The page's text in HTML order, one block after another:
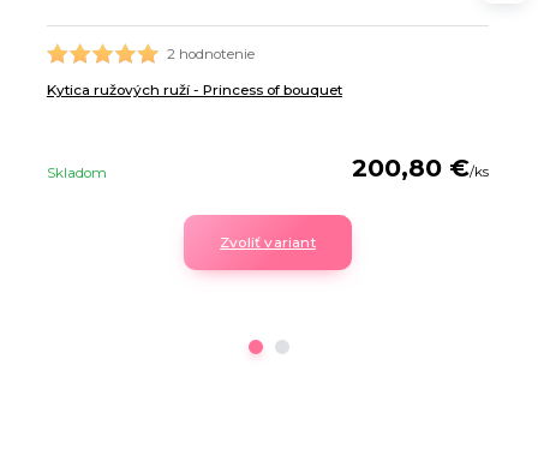
2 hodnotenie
Kytica ružových ruží - Princess of bouquet
200,80 €/ks
Skladom
Zvoliť variant